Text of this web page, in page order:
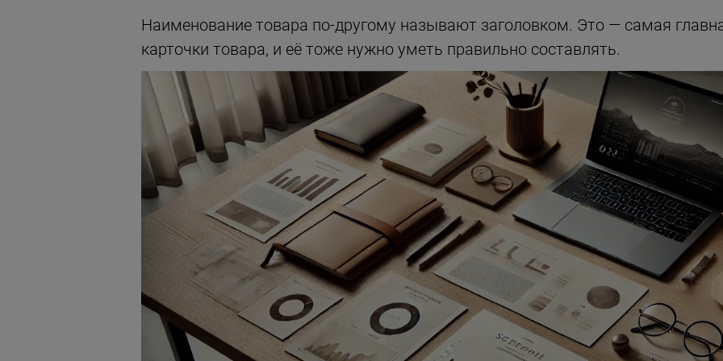
Наименование товара по-другому называют заголовком. Это — самая
карточки товара, и её тоже нужно уметь правильно составлять.